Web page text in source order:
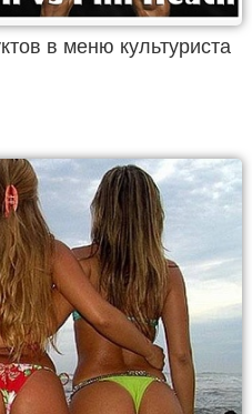
в меню культуриста